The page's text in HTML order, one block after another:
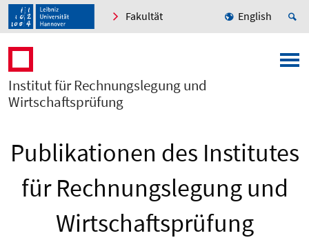
Fakultät English
Institut für Rechnungslegung und
Wirtschaftsprüfung
Publikationen des Institutes
für Rechnungslegung und
Wirtschaftsprüfung